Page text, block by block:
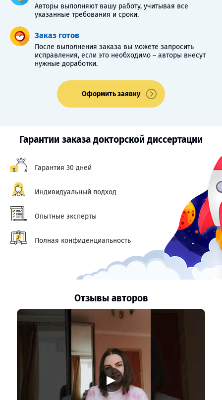
Авторы выполняют вашу работу, учитывая все
указанные требования и сроки.
Заказ готов
После выполнения заказа вы можете запросить
исправления, если это необходимо – авторы внесут
нужные доработки.
Оформить заявку
Гарантии заказа докторской диссертации
Гарантия 30 дней
Индивидуальный подход
Опытные эксперты
Полная конфиденциальность
Отзывы авторов
▶